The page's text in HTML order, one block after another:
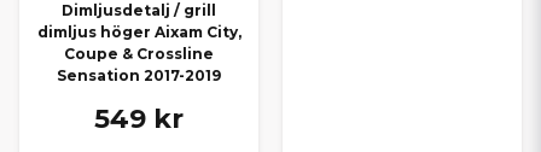
Dimljusdetalj / grill
dimljus höger Aixam City,
Coupe & Crossline
Sensation 2017-2019
549 kr